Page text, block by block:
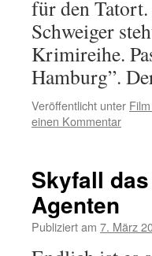
für den
Schweiger
Krimireihe.
Hamburg”.
Veröffentlicht unter
einen Kommentar
Skyfall
Agenten
Publiziert am 7. März